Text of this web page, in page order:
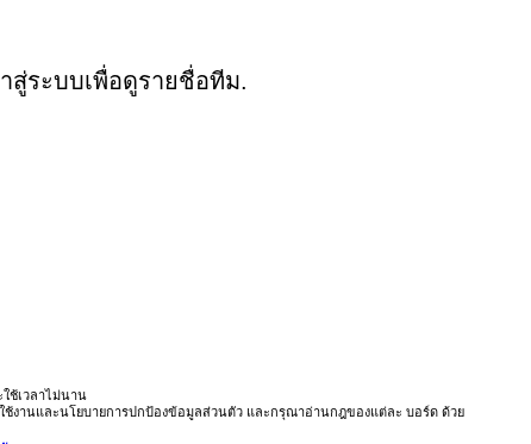
สู่ระบบเพื่อดูรายชื่อทีม.
ช้เวลาไม่นาน
านและนโยบายการปกป้องข้อมูลส่วนตัว และกรุณาอ่านกฎของแต่ละ บอร์ด ด้วย